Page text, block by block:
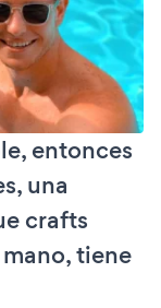
entonces
una
crafts
tiene